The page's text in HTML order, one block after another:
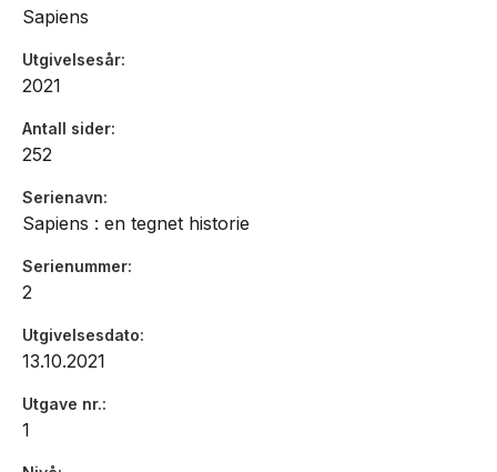
Sapiens
Utgivelsesår
2021
Antall sider
252
Serienavn
Sapiens : en tegnet historie
Serienummer
2
Utgivelsesdato
13.10.2021
Utgave nr.
1